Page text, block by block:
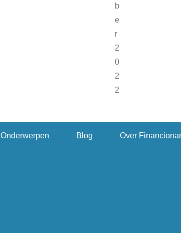
Onderwerpen Blog Over